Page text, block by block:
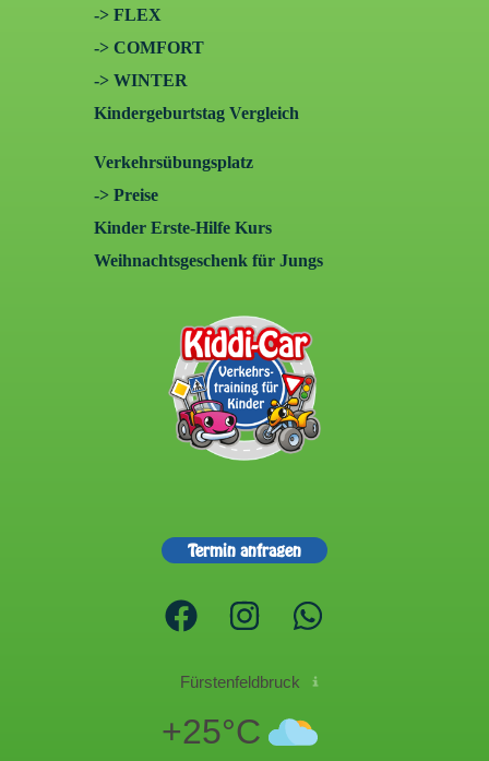
-> FLEX
-> COMFORT
-> WINTER
Kindergeburtstag Vergleich
Verkehrsübungsplatz
-> Preise
Kinder Erste-Hilfe Kurs
Weihnachtsgeschenk für Jungs
Termin anfragen
Fürstenfeldbruck
+25°C